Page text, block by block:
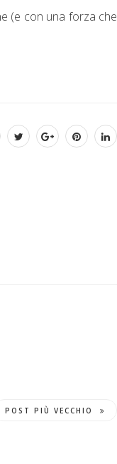
(e con una forza che
POST PIÙ VECCHIO